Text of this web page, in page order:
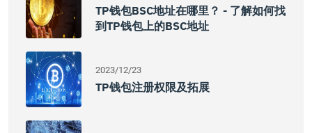
TP钱包BSC地址在哪里？ - 了解如何找
到TP钱包上的BSC地址
2023/12/23
TP钱包注册权限及拓展